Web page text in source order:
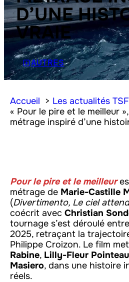
D’UNE
VRAIE
AUTRES
Accueil Les actualités TSF
« Pour le pire et le meilleur
métrage inspiré d’une
Pour le pire et le meilleur
métrage de Marie-Castille
(Divertimento, Le ciel
coécrit avec Christian
tournage s’est déroulé
2025, retraçant la
Philippe Croizon. Le film
Rabine, Lilly-Fleur
Masiero, dans une histoire
réels.